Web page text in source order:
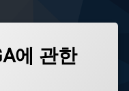
에 관한